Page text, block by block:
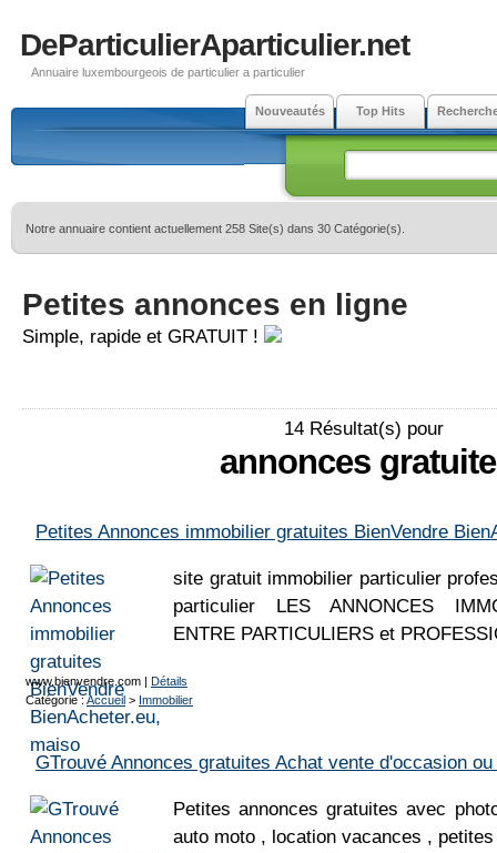
DeParticulierAparticulier.net
Annuaire luxembourgeois de particulier a particulier
Nouveautés Top Hits
Notre annuaire contient actuellement 258 Site(s) dans 30 Catégorie(s).
Petites annonces en ligne
Simple, rapide et GRATUIT !
14 Résultat(s) pour
annonces
Petites Annonces immobilier gratuites BienVendre
site gratuit immobilier particulier
particulier LES ANNONCES
ENTRE PARTICULIERS et
www.bienvendre.com | Détails
Catégorie :Accueil > Immobilier
GTrouvé Annonces gratuites Achat vente d'occasion
Petites annonces gratuites avec
auto moto , location vacances ,